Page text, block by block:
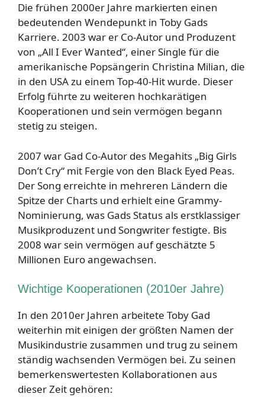
Die frühen 2000er Jahre markierten einen
bedeutenden Wendepunkt in Toby Gads
Karriere. 2003 war er Co-Autor und Produzent
von „All I Ever Wanted“, einer Single für die
amerikanische Popsängerin Christina Milian, die
in den USA zu einem Top-40-Hit wurde. Dieser
Erfolg führte zu weiteren hochkarätigen
Kooperationen und sein vermögen begann
stetig zu steigen.
2007 war Gad Co-Autor des Megahits „Big Girls
Don’t Cry“ mit Fergie von den Black Eyed Peas.
Der Song erreichte in mehreren Ländern die
Spitze der Charts und erhielt eine Grammy-
Nominierung, was Gads Status als erstklassiger
Musikproduzent und Songwriter festigte. Bis
2008 war sein vermögen auf geschätzte 5
Millionen Euro angewachsen.
Wichtige Kooperationen (2010er Jahre)
In den 2010er Jahren arbeitete Toby Gad
weiterhin mit einigen der größten Namen der
Musikindustrie zusammen und trug zu seinem
ständig wachsenden Vermögen bei. Zu seinen
bemerkenswertesten Kollaborationen aus
dieser Zeit gehören: